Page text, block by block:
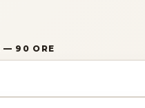
— 90 ORE